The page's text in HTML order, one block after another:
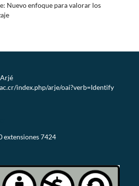
Nuevo enfoque para valorar los
index.php/arje/oai?verb=Identify
extensiones 7424